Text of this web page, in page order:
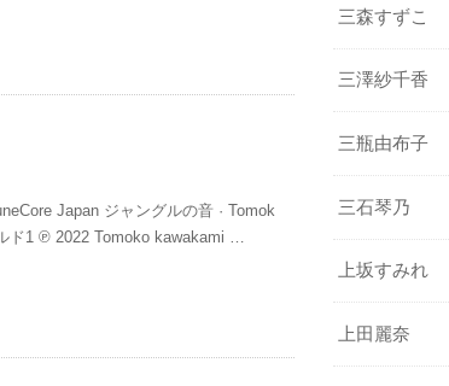
Japan ジャングルの音 · Tomok
ド1 ℗ 2022 Tomoko kawakami …
三森すずこ
三澤紗千香
三瓶由布子
三石琴乃
上坂すみれ
上田麗奈